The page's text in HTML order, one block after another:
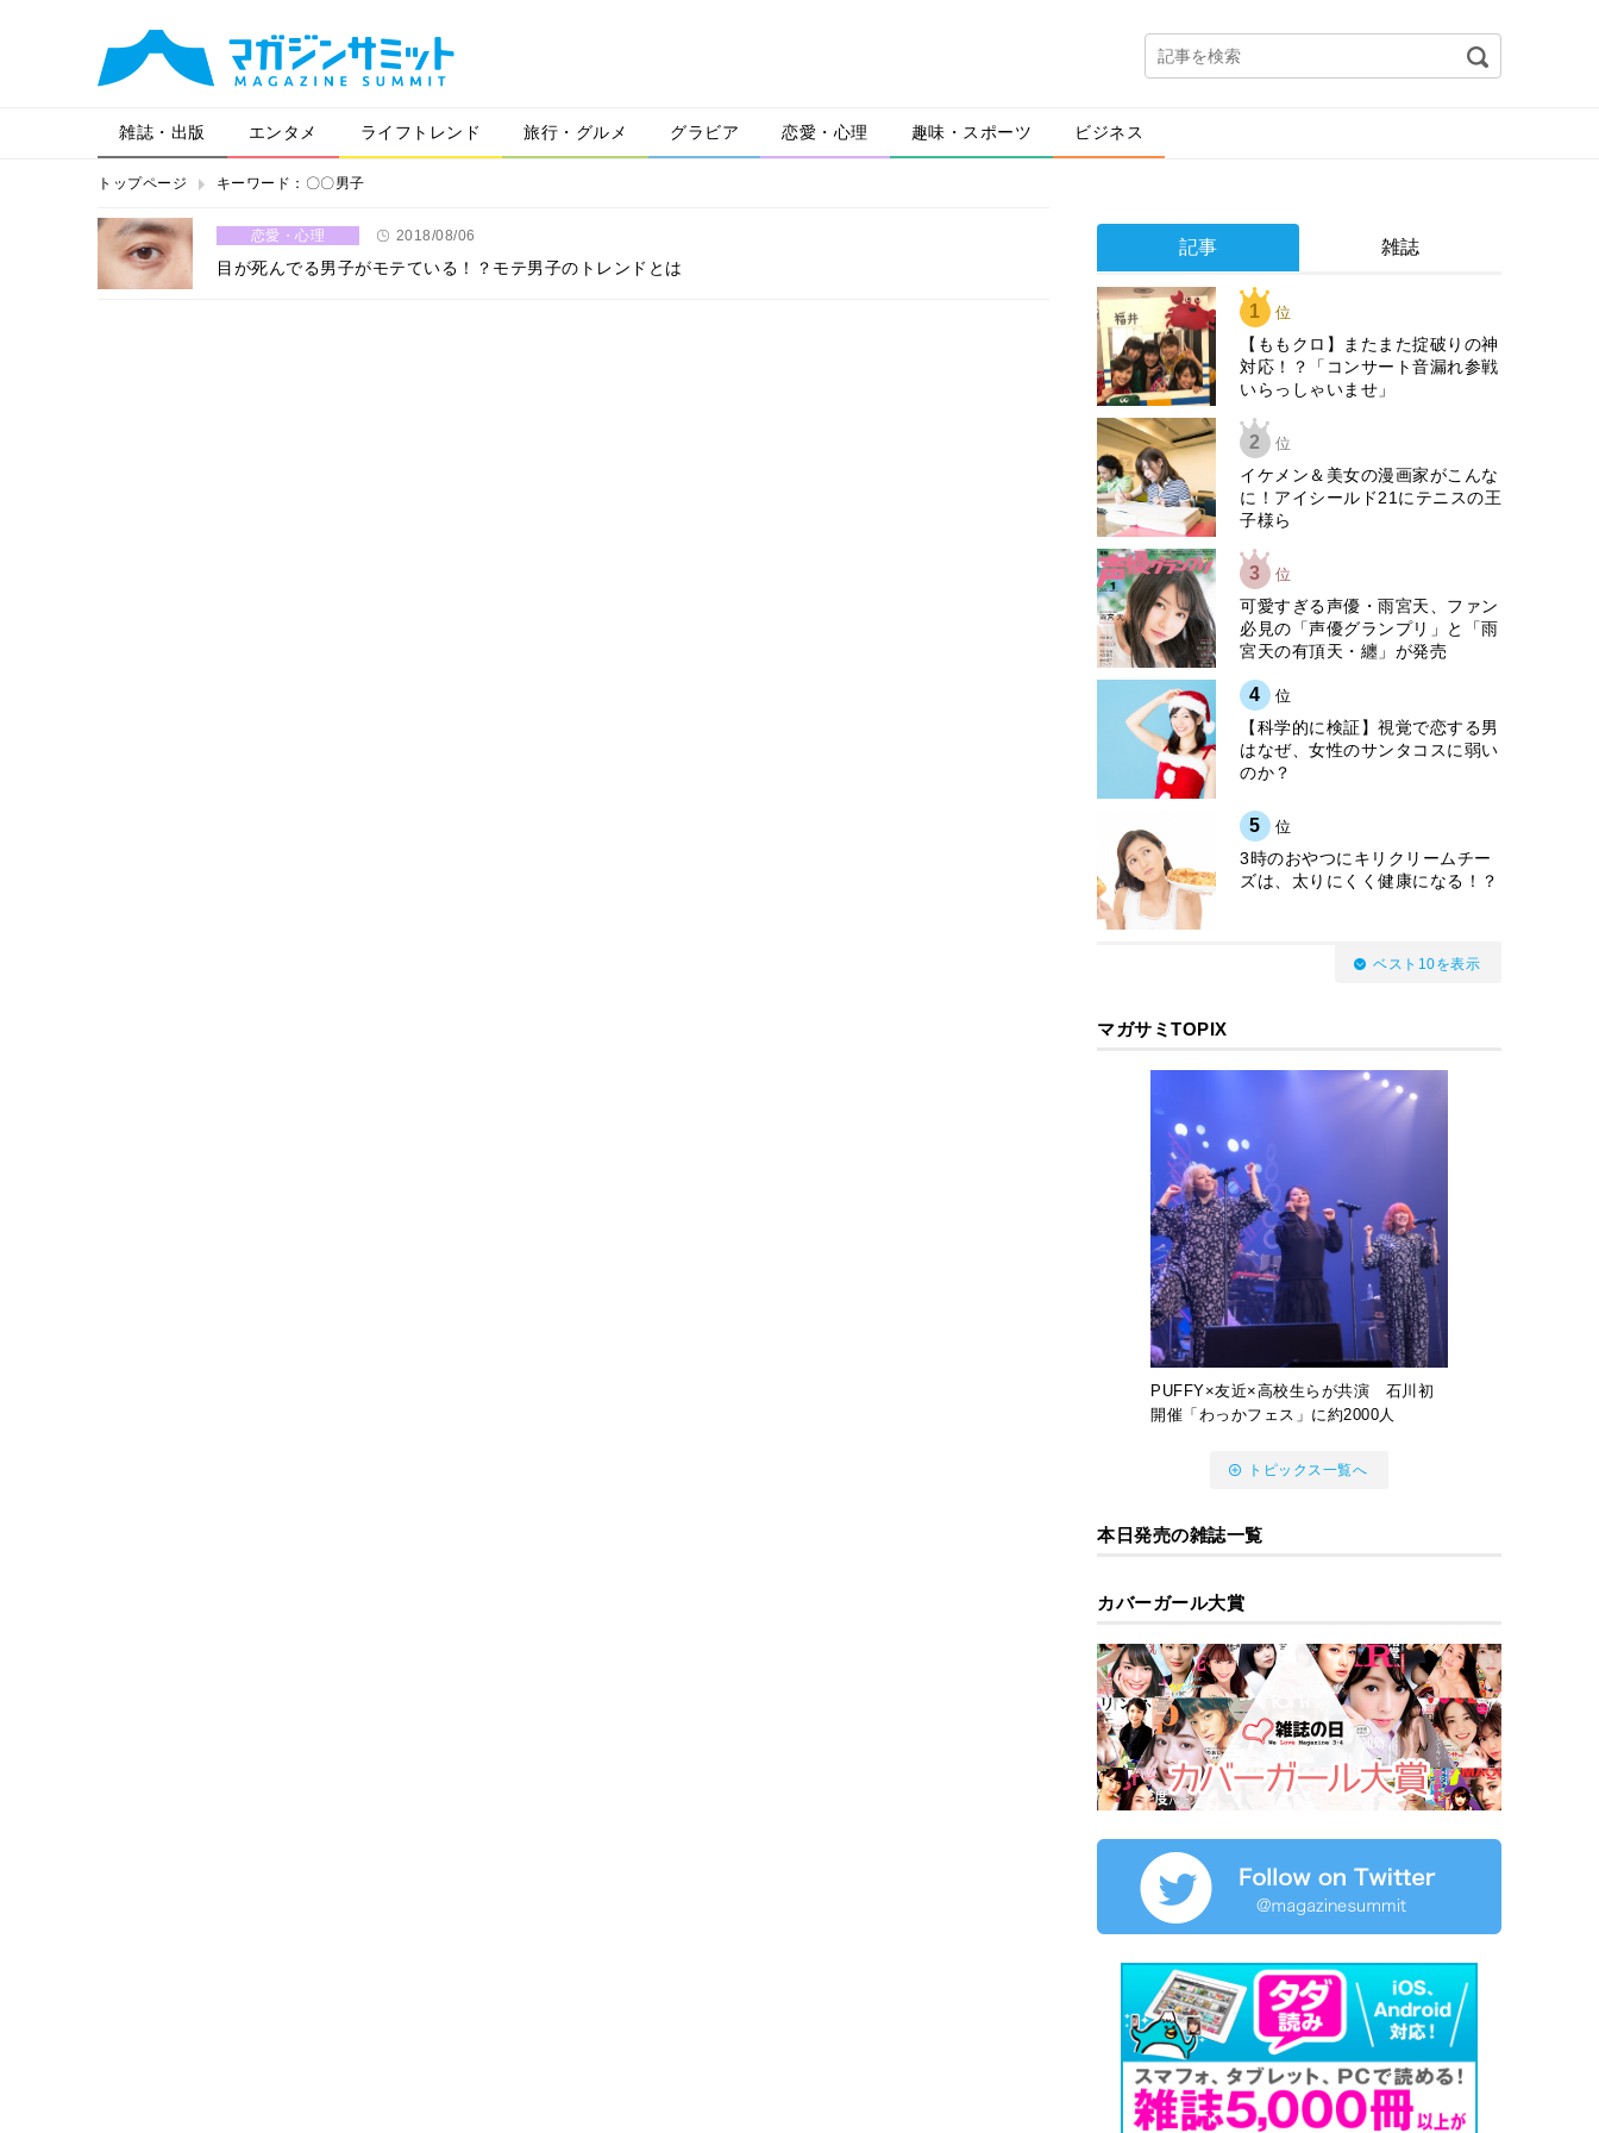
雑誌・出版 エンタメ ライフトレンド 旅行・グルメ グラビア 恋愛・心理 趣味・スポーツ ビジネス
トップページ キーワード：〇〇男子
恋愛・心理 2018/08/06
目が死んでる男子がモテている！？モテ男子のトレンドとは
記事 雑誌
1 位
【ももクロ】またまた掟破りの神
対応！？「コンサート音漏れ参戦
いらっしゃいませ」
2 位
イケメン＆美女の漫画家がこんな
に！アイシールド21にテニスの王
子様ら
3 位
可愛すぎる声優・雨宮天、ファン
必見の「声優グランプリ」と「雨
宮天の有頂天・纏」が発売
4 位
【科学的に検証】視覚で恋する男
はなぜ、女性のサンタコスに弱い
のか？
5 位
3時のおやつにキリクリームチー
ズは、太りにくく健康になる！？
ベスト10を表示
マガサミTOPIX
PUFFY×友近×高校生らが共演 石川初
開催「わっかフェス」に約2000人
トピックス一覧へ
本日発売の雑誌一覧
カバーガール大賞